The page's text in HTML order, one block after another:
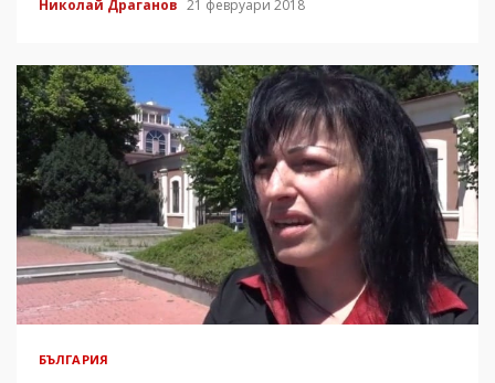
Николай Драганов 21 февруари 2018
БЪЛГАРИЯ